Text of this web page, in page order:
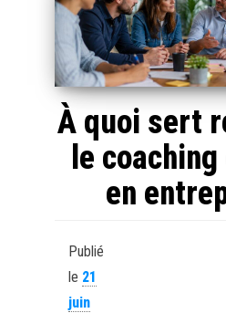
À quoi sert
le
en
Publié
le 21
juin